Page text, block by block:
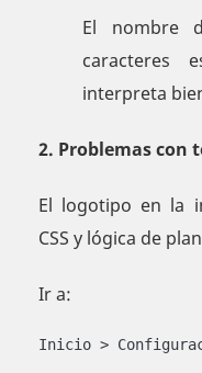
El nombre
caracteres
interpreta
2. Problemas con
El logotipo en la
CSS y lógica de
Ir a:
Inicio >